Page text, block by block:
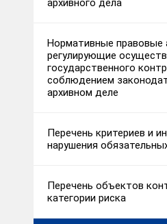
архивного дела
Нормативные правовые
регулирующие
государственного
соблюдением
архивном деле
Перечень критериев и
нарушения
Перечень объектов
категории риска